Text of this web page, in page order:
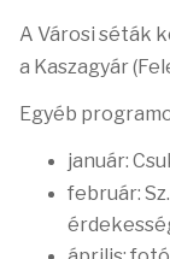
A Városi séták
a Kaszagyár
Egyéb
január:
február: